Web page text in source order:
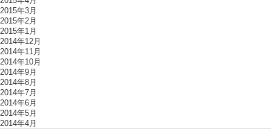
2015年3月
2015年2月
2015年1月
2014年12月
2014年11月
2014年10月
2014年9月
2014年8月
2014年7月
2014年6月
2014年5月
2014年4月